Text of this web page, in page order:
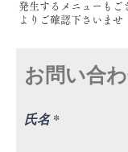
発生するメニューもご
よりご確認下さいませ
お問い合
氏名